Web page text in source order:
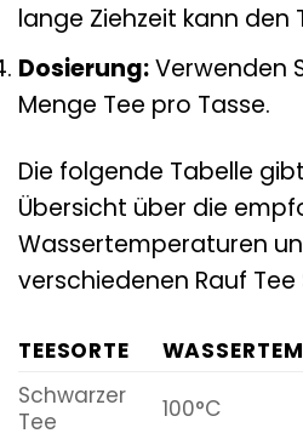
lange Ziehzeit kann
Dosierung:Verwenden
Menge Tee pro Tasse.
Die folgende Tabelle
Übersicht über die
Wassertemperaturen
verschiedenen Rauf Tee
TEESORTE
Schwarzer
Tee
100°C